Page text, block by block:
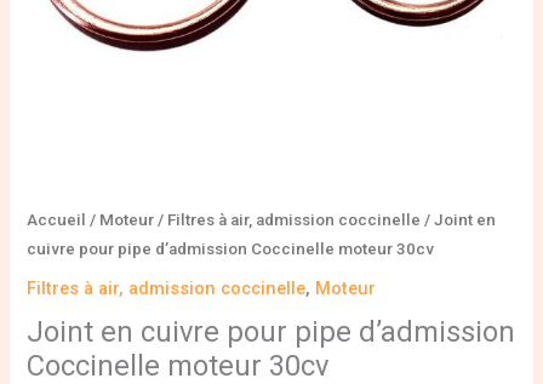
Accueil / Moteur / Filtres à air, admission coccinelle / Joint en
cuivre pour pipe d’admission Coccinelle moteur 30cv
Filtres à air, admission coccinelle, Moteur
Joint en cuivre pour pipe d’admission
Coccinelle moteur 30cv